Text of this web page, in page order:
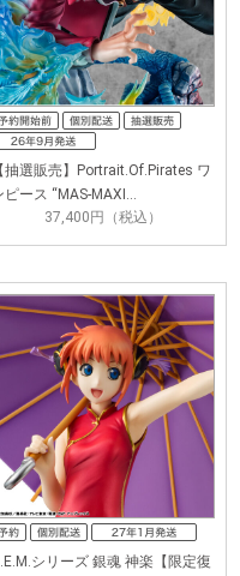
【抽選販売】Portrait.Of.Pirates ワ
ピース “MAS-MAXI…
37,400円（税込）
シリーズ 銀魂 神楽【限定復